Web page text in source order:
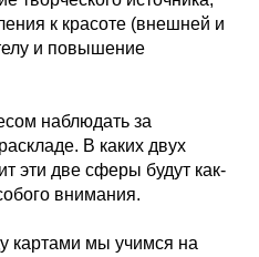
к красоте (внешней и
и повышение
наблюдать за
В каких двух
эти две сферы будут как-
внимания.
картами мы учимся на